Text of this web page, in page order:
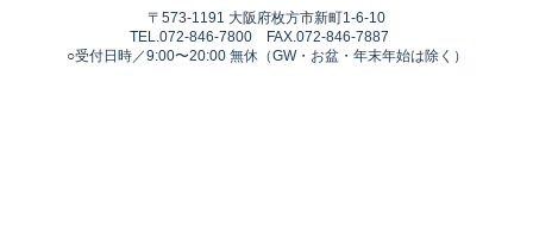
〒573-1191 大阪府枚方市新町1-6-10
TEL.072-846-7800 FAX.072-846-7887
○受付日時／9:00〜20:00 無休（GW・お盆・年末年始は除く）